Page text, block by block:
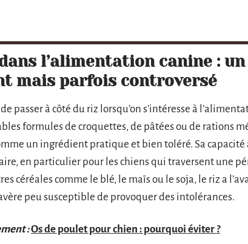
l’alimentation canine :
mais parfois controversé
passer à côté du riz lorsqu’on s’intéresse à
formules de croquettes, de pâtées ou de rations
un ingrédient pratique et bien toléré. Sa
en particulier pour les chiens qui traversent une
céréales comme le blé, le maïs ou le soja, le riz a
peu susceptible de provoquer des intolérances.
:Os de poulet pour chien : pourquoi éviter ?